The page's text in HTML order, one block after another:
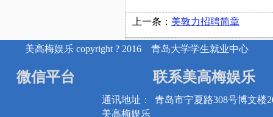
上一条： 美敦力招聘简章
美高梅娱乐 copyright ? 2016 青岛大学学生就业中心
微信平台 联系美高梅娱乐
通讯地址：
青岛市宁夏路308号博文楼
美高梅娱乐